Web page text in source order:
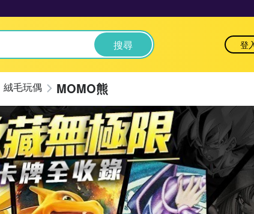
搜尋 登
絨毛玩偶 MOMO熊